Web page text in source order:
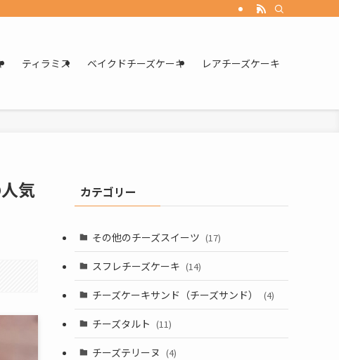
ティラミス ベイクドチーズケーキ レアチーズケーキ
気
カテゴリー
その他のチーズスイーツ (17)
スフレチーズケーキ (14)
チーズケーキサンド（チーズサンド） (4)
チーズタルト (11)
チーズテリーヌ (4)